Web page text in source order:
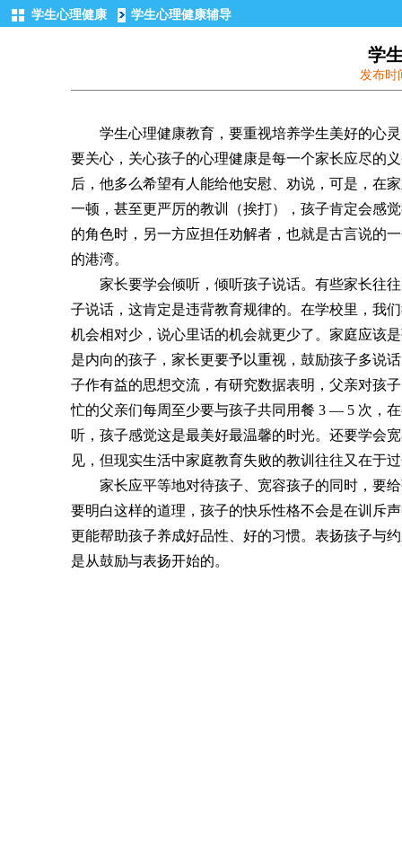
学生心理健康 学生心理健康辅导
学
发布时
学生心理健康教育，要重视培养学生美好的心灵
要关心，关心孩子的心理健康是每一个家长应尽的
后，他多么希望有人能给他安慰、劝说，可是，在
一顿，甚至更严厉的教训（挨打），孩子肯定会感
的角色时，另一方应担任劝解者，也就是古言说的
的港湾。
家长要学会倾听，倾听孩子说话。有些家长往往
子说话，这肯定是违背教育规律的。在学校里，我
机会相对少，说心里话的机会就更少了。家庭应该
是内向的孩子，家长更要予以重视，鼓励孩子多说
子作有益的思想交流，有研究数据表明，父亲对孩
忙的父亲们每周至少要与孩子共同用餐 3 — 5 次，
听，孩子感觉这是最美好最温馨的时光。还要学会
见，但现实生活中家庭教育失败的教训往往又在于
家长应平等地对待孩子、宽容孩子的同时，要给
要明白这样的道理，孩子的快乐性格不会是在训斥
更能帮助孩子养成好品性、好的习惯。表扬孩子与
是从鼓励与表扬开始的。